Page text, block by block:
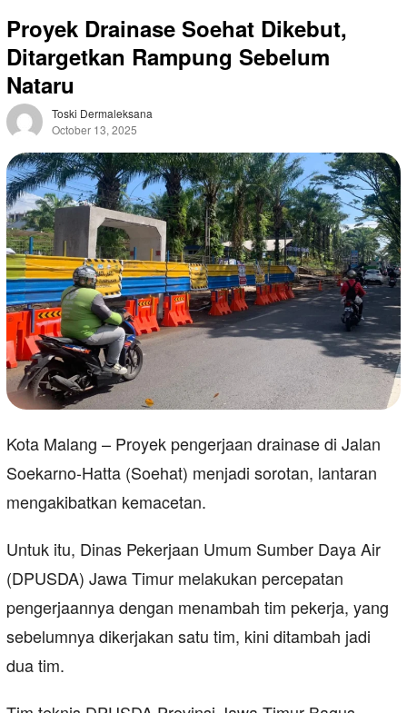
Proyek Drainase Soehat Dikebut,
Ditargetkan Rampung Sebelum
Nataru
Toski Dermaleksana
October 13, 2025
Kota Malang – Proyek pengerjaan drainase di Jalan
Soekarno-Hatta (Soehat) menjadi sorotan, lantaran
mengakibatkan kemacetan.
Untuk itu, Dinas Pekerjaan Umum Sumber Daya Air
(DPUSDA) Jawa Timur melakukan percepatan
pengerjaannya dengan menambah tim pekerja, yang
sebelumnya dikerjakan satu tim, kini ditambah jadi
dua tim.